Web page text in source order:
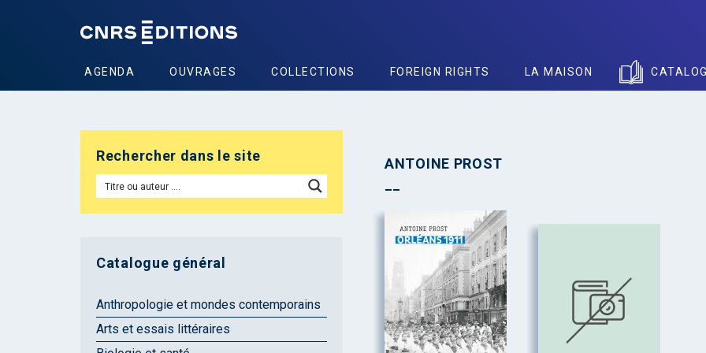
AGENDA OUVRAGES COLLECTIONS FOREIGN RIGHTS LA MAISON
ANTOINE PROST
Rechercher dans le site
Catalogue général
Anthropologie et mondes contemporains
Arts et essais littéraires